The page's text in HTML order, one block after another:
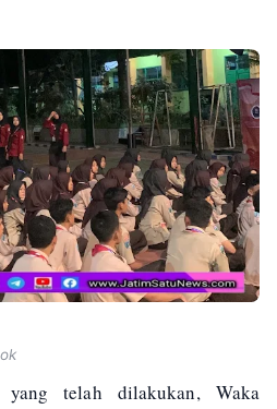
telah dilakukan, Waka